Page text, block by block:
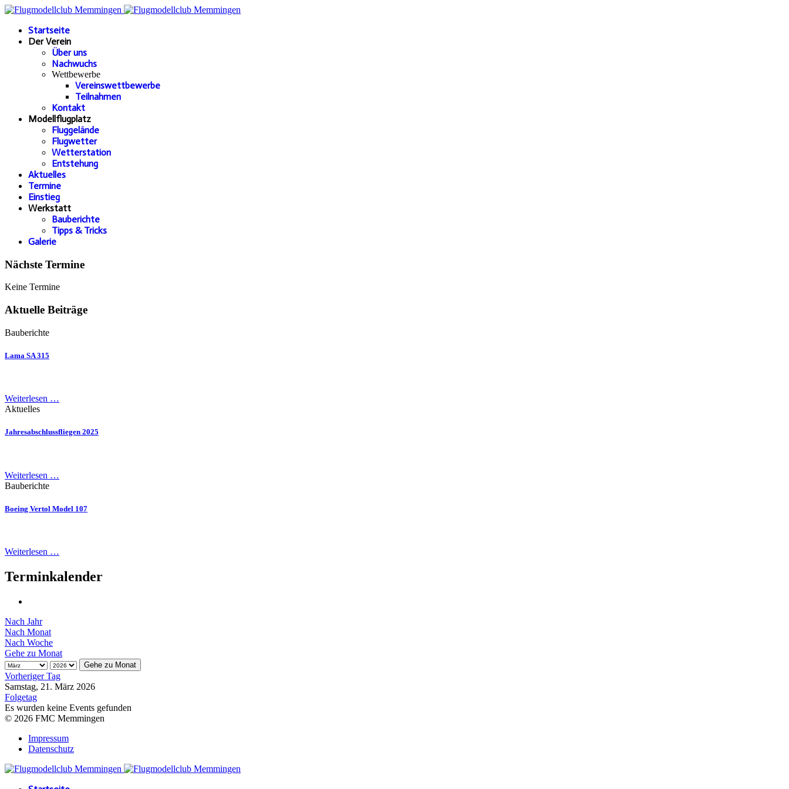
Startseite
Der Verein
Über uns
Nachwuchs
Wettbewerbe
Vereinswettbewerbe
Teilnahmen
Kontakt
Modellflugplatz
Fluggelände
Flugwetter
Wetterstation
Entstehung
Aktuelles
Termine
Einstieg
Werkstatt
Bauberichte
Tipps & Tricks
Galerie
Nächste Termine
Keine Termine
Aktuelle Beiträge
Bauberichte
Lama SA 315
Weiterlesen …
Aktuelles
Jahresabschlussfliegen 2025
Weiterlesen …
Bauberichte
Boeing Vertol Model 107
Weiterlesen …
Terminkalender
Nach Jahr
Nach Monat
Nach Woche
Gehe zu Monat
Gehe zu Monat
Vorheriger Tag
Samstag, 21. März 2026
Folgetag
Es wurden keine Events gefunden
© 2026 FMC Memmingen
Impressum
Datenschutz